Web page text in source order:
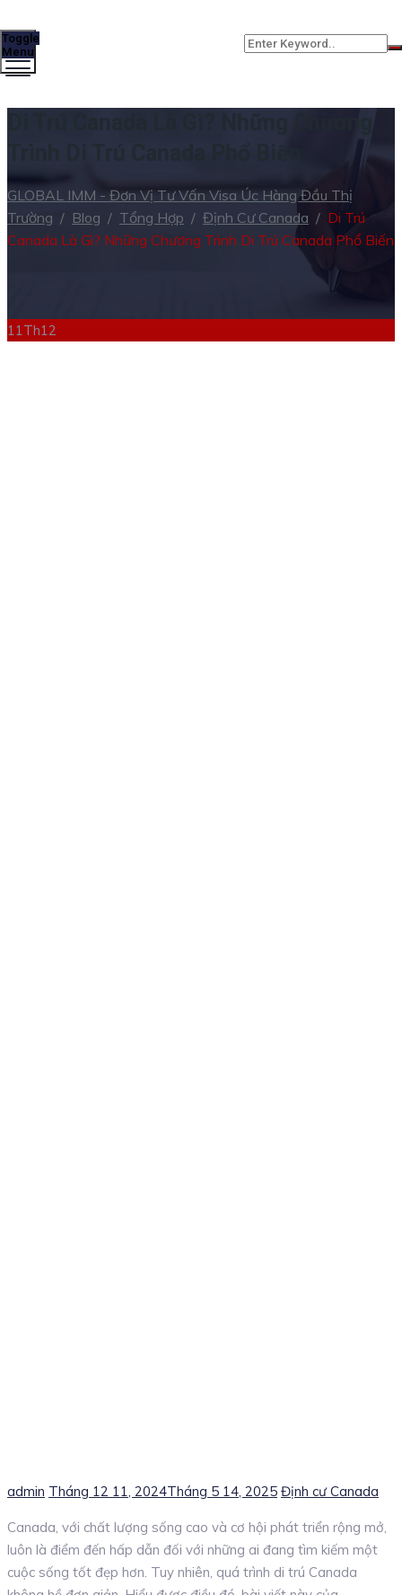
Toggle
Menu
GLOBAL IMM - Đơn Vị Tư Vấn Visa Úc Hàng Đầu Thị
Trường / Blog / Tổng Hợp / Định Cư Canada / Di Trú
Canada Là Gì? Những Chương Trình Di Trú Canada Phổ Biến
11 Th12
Author
admin Posted
Tháng 12 11, 2024Tháng 5 14, 2025 Categories
Định cư Canada
Canada, với chất lượng sống cao và cơ hội phát triển rộng mở,
luôn là điểm đến hấp dẫn đối với những ai đang tìm kiếm một
cuộc sống tốt đẹp hơn. Tuy nhiên, quá trình di trú Canada